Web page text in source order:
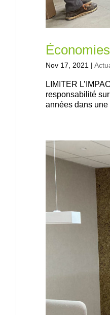
Nov 17, 2021 |
LIMITER
responsabilité
années dans une